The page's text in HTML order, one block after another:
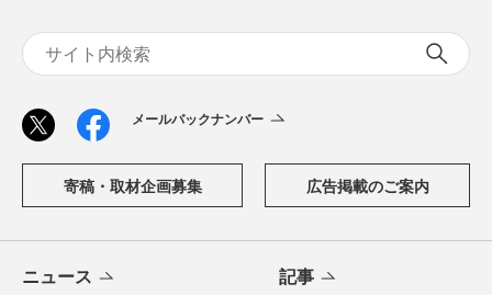
メールバックナンバー
寄稿・取材企画募集 広告掲載のご案内
ニュース 記事